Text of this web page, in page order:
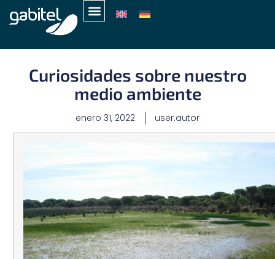
Curiosidades sobre nuestro
medio ambiente
enero 31, 2022 user.autor